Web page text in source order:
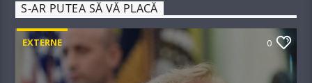
S-AR PUTEA SĂ VĂ PLACĂ
EXTERNE 0